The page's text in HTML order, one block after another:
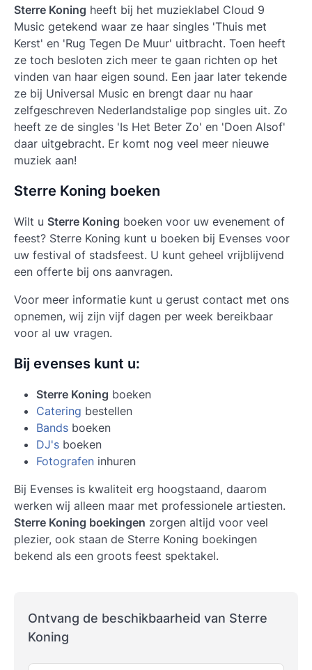
Sterre Koning heeft bij het muzieklabel Cloud 9
Music getekend waar ze haar singles 'Thuis met
Kerst' en 'Rug Tegen De Muur' uitbracht. Toen heeft
ze toch besloten zich meer te gaan richten op het
vinden van haar eigen sound. Een jaar later tekende
ze bij Universal Music en brengt daar nu haar
zelfgeschreven Nederlandstalige pop singles uit. Zo
heeft ze de singles 'Is Het Beter Zo' en 'Doen Alsof'
daar uitgebracht. Er komt nog veel meer nieuwe
muziek aan!
Sterre Koning boeken
Wilt u Sterre Koning boeken voor uw evenement of
feest? Sterre Koning kunt u boeken bij Evenses voor
uw festival of stadsfeest. U kunt geheel vrijblijvend
een offerte bij ons aanvragen.
Voor meer informatie kunt u gerust contact met ons
opnemen, wij zijn vijf dagen per week bereikbaar
voor al uw vragen.
Bij evenses kunt u:
Sterre Koning boeken
Catering bestellen
Bands boeken
DJ's boeken
Fotografen inhuren
Bij Evenses is kwaliteit erg hoogstaand, daarom
werken wij alleen maar met professionele artiesten.
Sterre Koning boekingen zorgen altijd voor veel
plezier, ook staan de Sterre Koning boekingen
bekend als een groots feest spektakel.
Ontvang de beschikbaarheid van Sterre
Koning